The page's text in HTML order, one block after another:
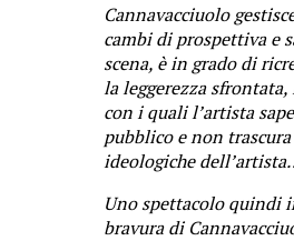
Cannavacciuolo
cambi di prospettiva e
scena, è in grado di
la leggerezza
con i quali l’artista
pubblico e non
ideologiche
Uno spettacolo quindi
bravura di